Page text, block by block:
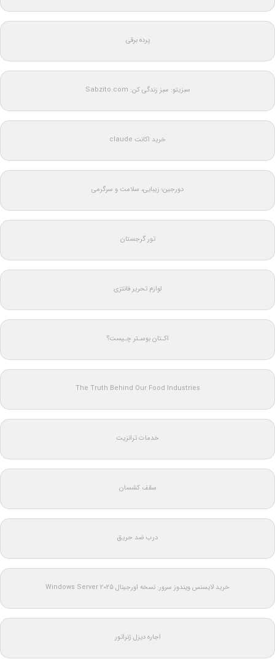
پرده برقی
سبزیتو: سبز زندگی کن: Sabzito.com
خرید اکانت claude
دورجین؛ زیبایی، سلامت و سرگرمی
تور گرجستان
لوازم تحریر فانتزی
اکـتان بوسـتر چـیست؟
The Truth Behind Our Food Industries
خدمات ترانزیت
سقف کشسان
درب ضد حریق
خرید لایسنس ویندوز سرور: نسخه اورجینال Windows Server 2025
اجاره دیزل ژنراتور